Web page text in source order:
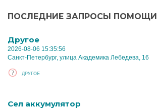
ПОСЛЕДНИЕ ЗАПРОСЫ ПОМОЩИ
Другое
2026-08-06 15:35:56
Санкт-Петербург, улица Академика Лебедева, 16
ДРУГОЕ
Cел аккумулятор